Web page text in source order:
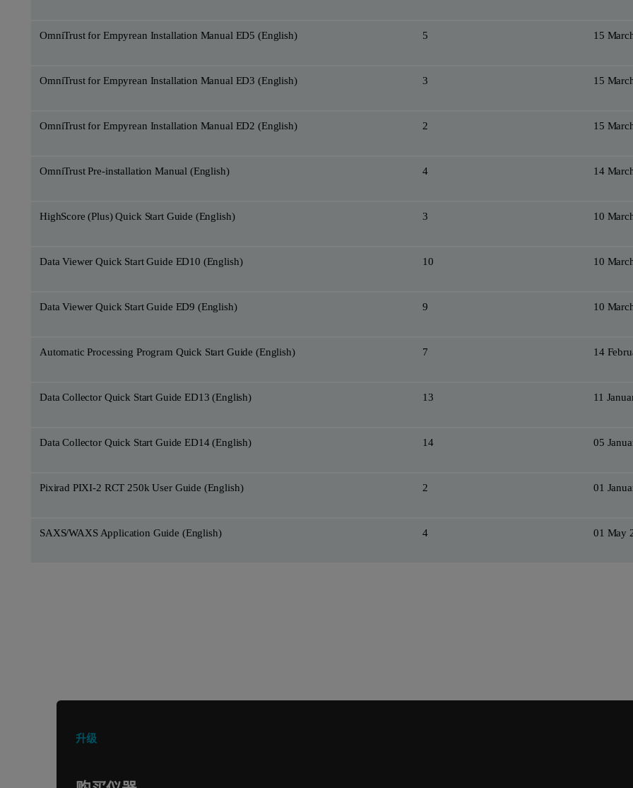
OmniTrust for Empyrean Installation Manual ED5 (English) 5 15
OmniTrust for Empyrean Installation Manual ED3 (English) 3 15
OmniTrust for Empyrean Installation Manual ED2 (English) 2 15
OmniTrust Pre-installation Manual (English) 4 14
HighScore (Plus) Quick Start Guide (English) 3 10
Data Viewer Quick Start Guide ED10 (English) 10 10
Data Viewer Quick Start Guide ED9 (English) 9 10
Automatic Processing Program Quick Start Guide (English) 7 14
Data Collector Quick Start Guide ED13 (English) 13 11
Data Collector Quick Start Guide ED14 (English) 14 05
Pixirad PIXI-2 RCT 250k User Guide (English) 2 01
SAXS/WAXS Application Guide (English) 4 01 May
升级